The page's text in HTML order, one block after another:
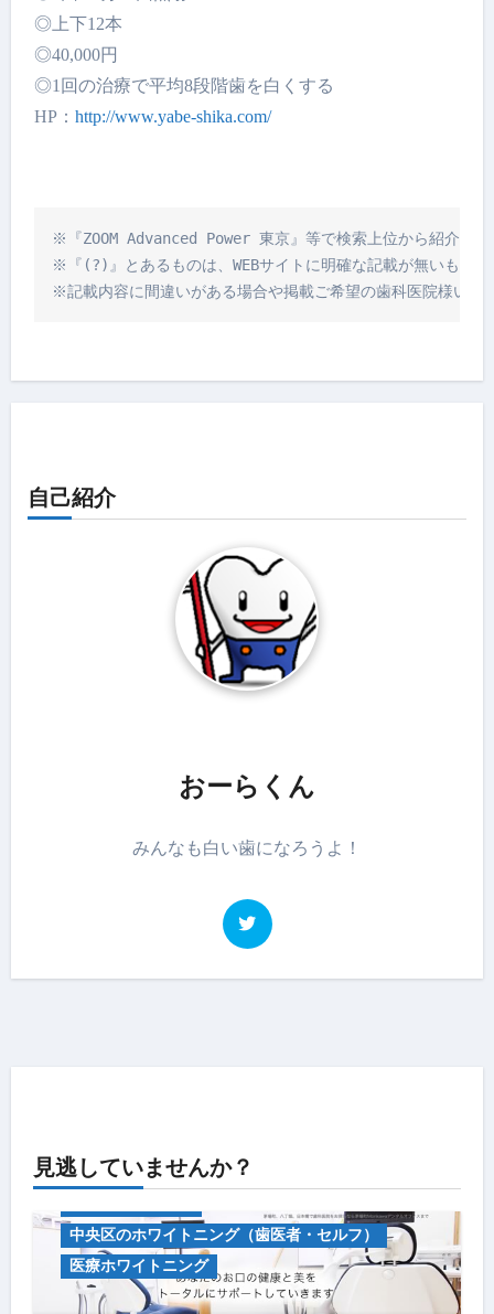
◎上下12本
◎40,000円
◎1回の治療で平均8段階歯を白くする
HP：http://www.yabe-shika.com/
※『ZOOM Advanced Power 東京』等で検索上位から紹介し
※『(?)』とあるものは、WEBサイトに明確な記載が無いもの
※記載内容に間違いがある場合や掲載ご希望の歯科医院様いま
自己紹介
おーらくん
みんなも白い歯になろうよ！
見逃していませんか？
中央区のホワイトニング（歯医者・セルフ）
医療ホワイトニング